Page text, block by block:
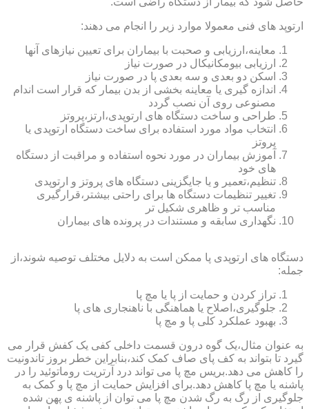
ارتوپد های فنی معمولا موارد زیر را انجام می دهند:
معاینه،ارزیابی و صحبت با بیماران برای تعیین نیازهای آنها
ارزیابی بیومکانیکال در صورت نیاز
اسکن دو بعدی و سه بعدی پا در صورت نیاز
اندازه گیری یا معاینه بخشی از بدن بیمار که قرار است اندام
مصنوعی روی آن نصب گردد
طراحی و ساخت دستگاه های ارتوپدی،ارتز،پروتز
انتخاب مواد مورد استفاده برای ساخت دستگاه ارتوپدی یا
پروتز
آموزش بیماران در مورد نحوه استفاده و مراقبت از دستگاه
های خود
تنظیم،تعمیر و یا جایگزینی دستگاه های پروتز و ارتوپدی
تغییر تنظیمات دستگاه ها برای راحتی بیشتر،قرارگیری
مناسب تر و ظاهری شکیل تر
نگهداری سابقه و مستندات در پرونده های بیماران
دستگاه های ارتوپدی پا ممکن است به دلایل مختلف توصیه شوند،از
جمله:
تراز کردن و حمایت از پا یا مچ پا
جلوگیری،اصلاح یا هماهنگی با ناهنجاری های پا
بهبود عملکرد کلی پا و مچ پا
به عنوان مثال،یک گوه درون قسمت داخلی کفی یک کفش قرار می
گیرد تا بتواند به کف پای صاف کمک کند،بنابراین خطر بروز تاندونیت
را کاهش می دهد.بریس مچ پا می تواند درد آرتریت روماتوئید را در
پاشنه یا مچ پا کاهش دهد.برای افزایش حمایت از مچ پا و کمک به
جلوگیری از رگ به رگ شدن مچ پا می توان از پاشنه ی پهن شده